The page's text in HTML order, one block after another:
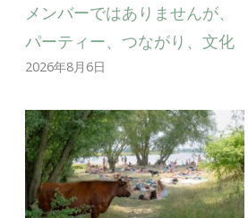
メンバーではありませんが、
パーティー、つながり、文化
2026年8月6日